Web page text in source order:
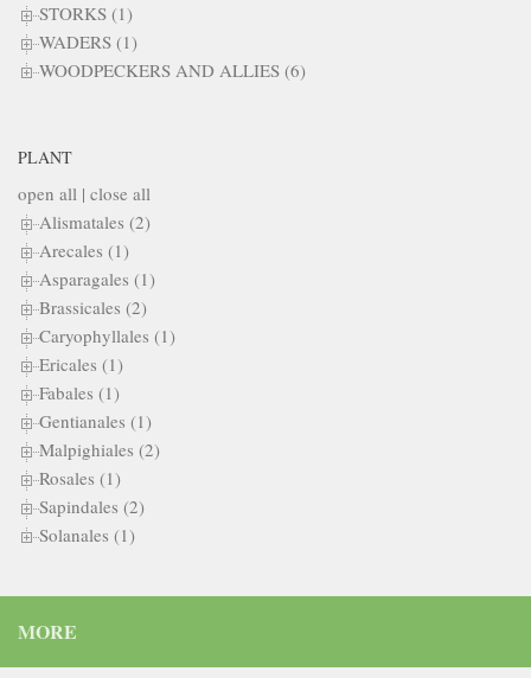
STORKS (1)
WADERS (1)
WOODPECKERS AND ALLIES (6)
PLANT
open all | close all
Alismatales (2)
Arecales (1)
Asparagales (1)
Brassicales (2)
Caryophyllales (1)
Ericales (1)
Fabales (1)
Gentianales (1)
Malpighiales (2)
Rosales (1)
Sapindales (2)
Solanales (1)
MORE